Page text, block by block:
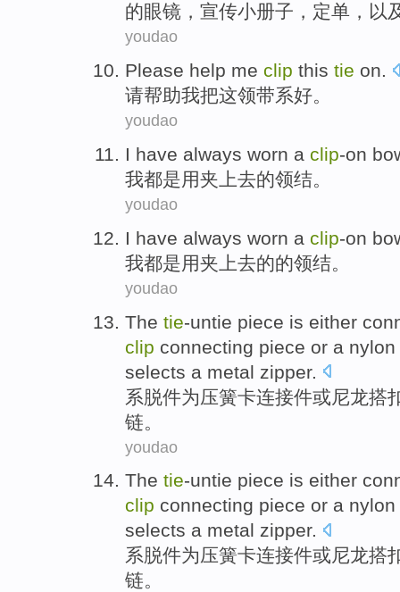
的眼镜 ， 宣传小册子 ， 定单 ， 以
youdao
Please help me clip this tie on.
请帮助我把这领带系好。
youdao
I have always worn a clip-on
我都是用夹上去的领结。
youdao
I have always worn a clip-on
我都是用夹上去的的领结。
youdao
The tie-untie piece is either
clip connecting piece or a nylon
selects a metal zipper.
系脱件为压簧卡连接件或尼龙搭
链。
youdao
The tie-untie piece is either
clip connecting piece or a nylon
selects a metal zipper.
系脱件为压簧卡连接件或尼龙搭
链。